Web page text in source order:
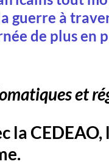
guerre à
de plus en
et
la